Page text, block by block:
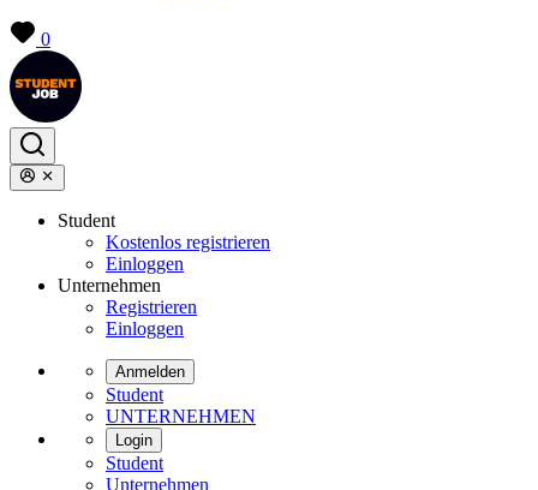
0
Student
Kostenlos registrieren
Einloggen
Unternehmen
Registrieren
Einloggen
Anmelden
Student
UNTERNEHMEN
Login
Student
Unternehmen